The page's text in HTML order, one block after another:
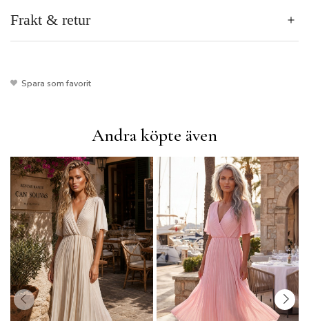
Frakt & retur
Spara som favorit
Andra köpte även